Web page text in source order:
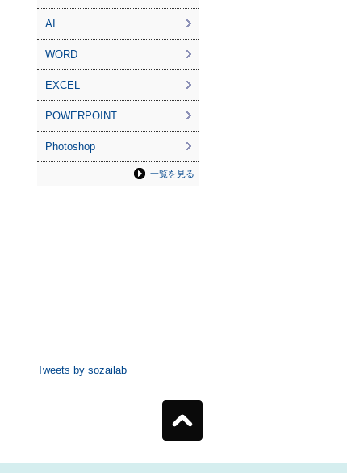
AI
WORD
EXCEL
POWERPOINT
Photoshop
一覧を見る
Tweets by sozailab